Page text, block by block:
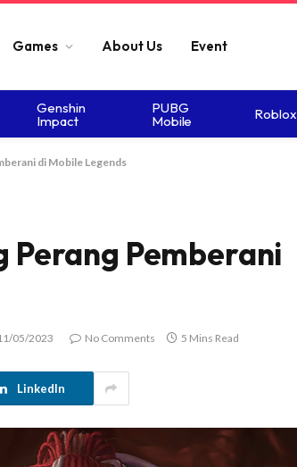
Games About Us Event
Genshin
Impact
PUBG
Mobile Roblox
di Mobile Legends
Perang Pemberani
05/2023 No Comments 5 Mins Read
LinkedIn